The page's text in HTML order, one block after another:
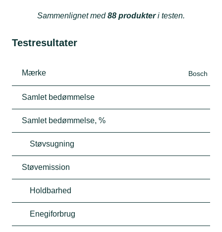
Sammenlignet med88 produkteri testen.
Testresultater
Mærke Bosch
Samlet bedømmelse
Samlet bedømmelse, %
Støvsugning
Støvemission
Holdbarhed
Enegiforbrug